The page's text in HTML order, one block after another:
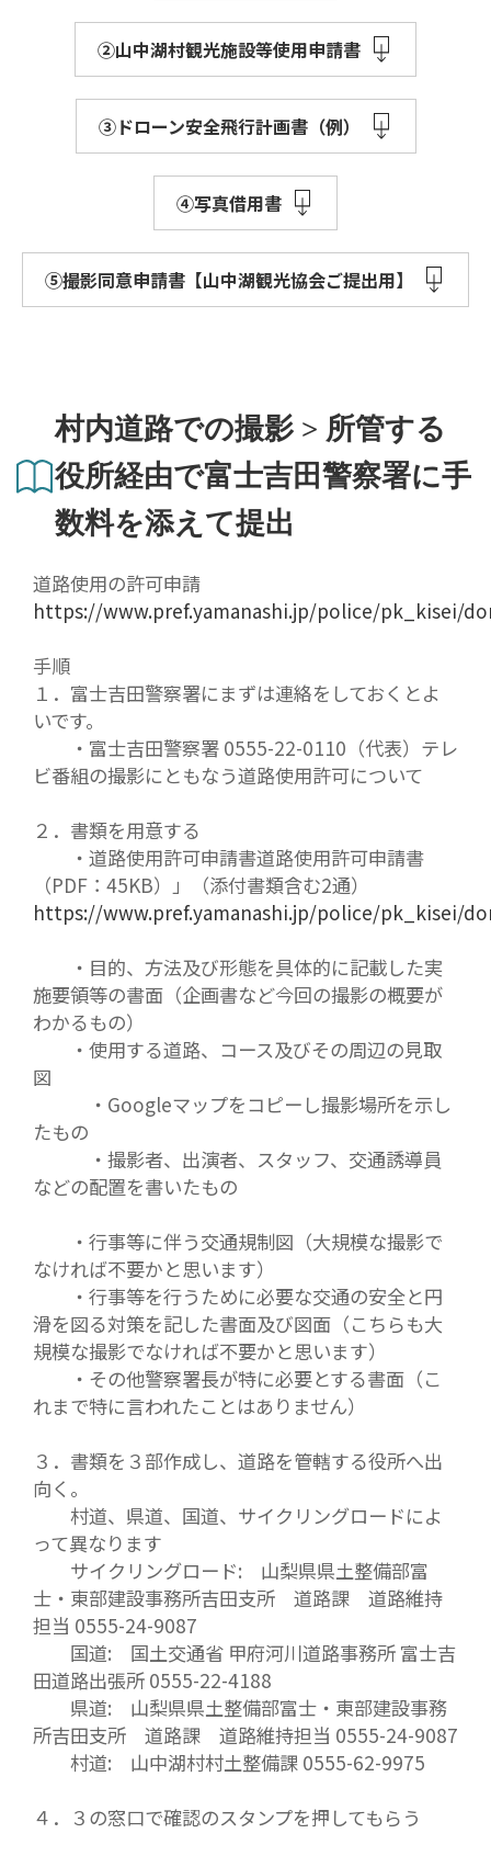
②山中湖村観光施設等使用申請書
③ドローン安全飛行計画書（例）
④写真借用書
⑤撮影同意申請書【山中湖観光協会ご提出用】
村内道路での撮影 > 所管する
役所経由で富士吉田警察署に手
数料を添えて提出
道路使用の許可申請
https://www.pref.yamanashi.jp/police/pk_kisei/
手順
１．富士吉田警察署にまずは連絡をしておくとよ
いです。
・富士吉田警察署 0555-22-0110（代表）テレ
ビ番組の撮影にともなう道路使用許可について
２．書類を用意する
・道路使用許可申請書道路使用許可申請書
（PDF：45KB）」（添付書類含む2通）
https://www.pref.yamanashi.jp/police/pk_kisei/
・目的、方法及び形態を具体的に記載した実
施要領等の書面（企画書など今回の撮影の概要が
わかるもの）
・使用する道路、コース及びその周辺の見取
図
・Googleマップをコピーし撮影場所を示し
たもの
・撮影者、出演者、スタッフ、交通誘導員
などの配置を書いたもの
・行事等に伴う交通規制図（大規模な撮影で
なければ不要かと思います）
・行事等を行うために必要な交通の安全と円
滑を図る対策を記した書面及び図面（こちらも大
規模な撮影でなければ不要かと思います）
・その他警察署長が特に必要とする書面（こ
れまで特に言われたことはありません）
３．書類を３部作成し、道路を管轄する役所へ出
向く。
村道、県道、国道、サイクリングロードによ
って異なります
サイクリングロード: 山梨県県土整備部富
士・東部建設事務所吉田支所 道路課 道路維持
担当 0555-24-9087
国道: 国土交通省 甲府河川道路事務所 富士吉
田道路出張所 0555-22-4188
県道: 山梨県県土整備部富士・東部建設事務
所吉田支所 道路課 道路維持担当 0555-24-9087
村道: 山中湖村村土整備課 0555-62-9975
４．３の窓口で確認のスタンプを押してもらう